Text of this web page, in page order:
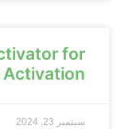
for
سبتمبر 23, 2024